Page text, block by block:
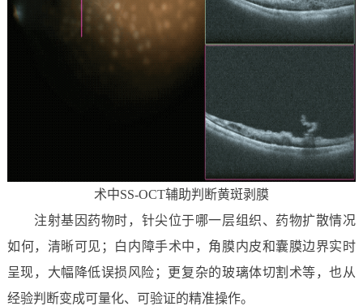
术中SS-OCT辅助判断黄斑剥膜
注射基因药物时，针尖位于哪一层组织、药物扩散情况
如何，清晰可见；白内障手术中，角膜内皮和囊膜边界实时
呈现，大幅降低误损风险；更复杂的‌玻璃体切割术等，也从
经验判断变成可量化、可验证的精准操作。